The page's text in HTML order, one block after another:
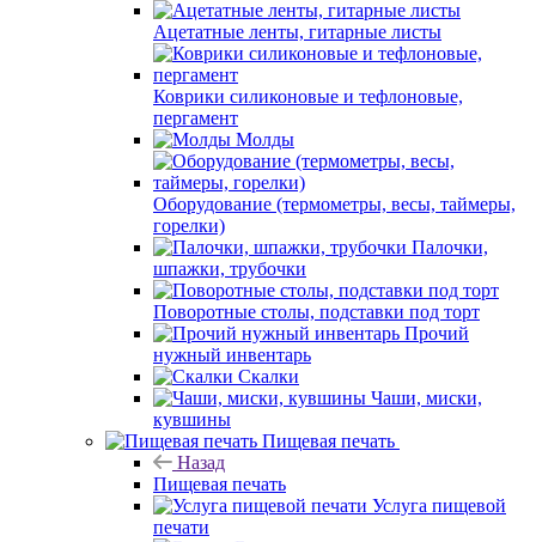
Ацетатные ленты, гитарные листы
Коврики силиконовые и тефлоновые,
пергамент
Молды
Оборудование (термометры, весы, таймеры,
горелки)
Палочки,
шпажки, трубочки
Поворотные столы, подставки под торт
Прочий
нужный инвентарь
Скалки
Чаши, миски,
кувшины
Пищевая печать
Назад
Пищевая печать
Услуга пищевой
печати